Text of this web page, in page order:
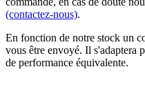
(contactez-nous).
En fonction de notre stock un
vous être envoyé. Il s'adaptera
de performance équivalente.